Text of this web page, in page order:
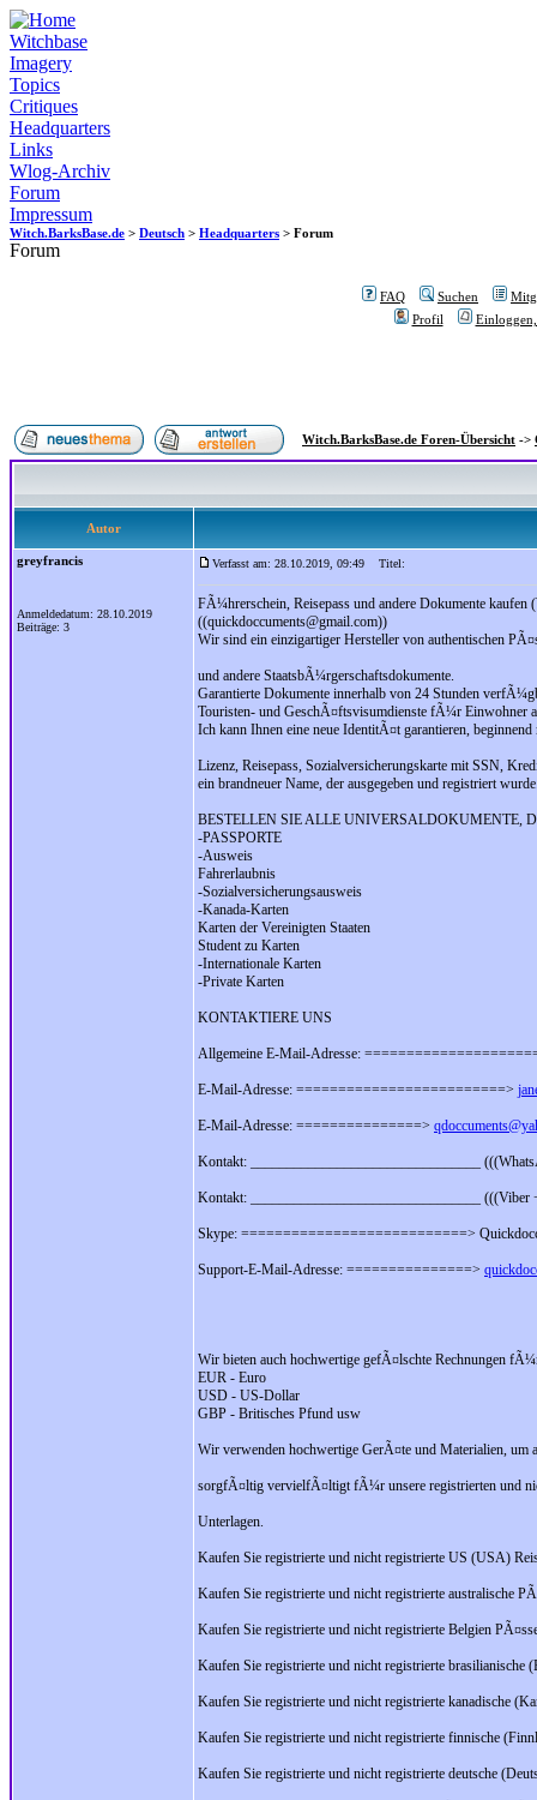
Witchbase
Imagery
Topics
Critiques
Headquarters
Links
Wlog-Archiv
Forum
Impressum
Witch.BarksBase.de > Deutsch > Headquarters > Forum
Forum
FAQ Suchen
Profil
Witch.BarksBase.de Foren-Übersicht ->
Autor
greyfrancis
Anmeldedatum: 28.10.2019
Beiträge: 3
Verfasst am: 28.10.2019, 09:49 Titel:
FÃ¼hrerschein, Reisepass und andere Dokumente
((quickdoccuments@gmail.com))
Wir sind ein einzigartiger Hersteller von authentischen
und andere StaatsbÃ¼rgerschaftsdokumente.
Garantierte Dokumente innerhalb von 24 Stunden
Touristen- und GeschÃ¤ftsvisumdienste fÃ¼r Einwohner
Ich kann Ihnen eine neue IdentitÃ¤t garantieren,
Lizenz, Reisepass, Sozialversicherungskarte mit SSN,
ein brandneuer Name, der ausgegeben und registriert
BESTELLEN SIE ALLE UNIVERSALDOKUMENTE,
-PASSPORTE
-Ausweis
Fahrerlaubnis
-Sozialversicherungsausweis
-Kanada-Karten
Karten der Vereinigten Staaten
Student zu Karten
-Internationale Karten
-Private Karten
KONTAKTIERE UNS
Allgemeine E-Mail-Adresse:
E-Mail-Adresse: =========================>
E-Mail-Adresse: ===============>
Kontakt: ________________________________
Kontakt: ________________________________ (((Viber
Skype: ===========================>
Support-E-Mail-Adresse: ===============>
Wir bieten auch hochwertige gefÃ¤lschte Rechnungen
EUR - Euro
USD - US-Dollar
GBP - Britisches Pfund usw
Wir verwenden hochwertige GerÃ¤te und Materialien, um
sorgfÃ¤ltig vervielfÃ¤ltigt fÃ¼r unsere registrierten und
Unterlagen.
Kaufen Sie registrierte und nicht registrierte US (USA)
Kaufen Sie registrierte und nicht registrierte australische
Kaufen Sie registrierte und nicht registrierte Belgien
Kaufen Sie registrierte und nicht registrierte brasilianische
Kaufen Sie registrierte und nicht registrierte kanadische
Kaufen Sie registrierte und nicht registrierte finnische
Kaufen Sie registrierte und nicht registrierte deutsche